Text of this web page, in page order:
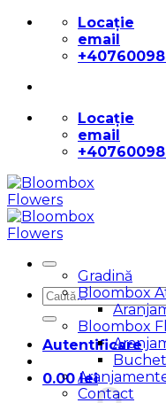
Skip
content
Locație
email
Locație
email
Caută
după:
Autentificare
0.00lei
Gradină
Bloombox
Bloombox
Contact